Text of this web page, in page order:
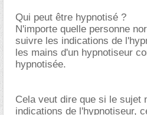
Qui peut être hypnotisé ?
N'importe quelle personne
suivre les indications de
les mains d'un hypnotiseur
hypnotisée.
Cela veut dire que si le sujet
indications de l'hypnotiseur,